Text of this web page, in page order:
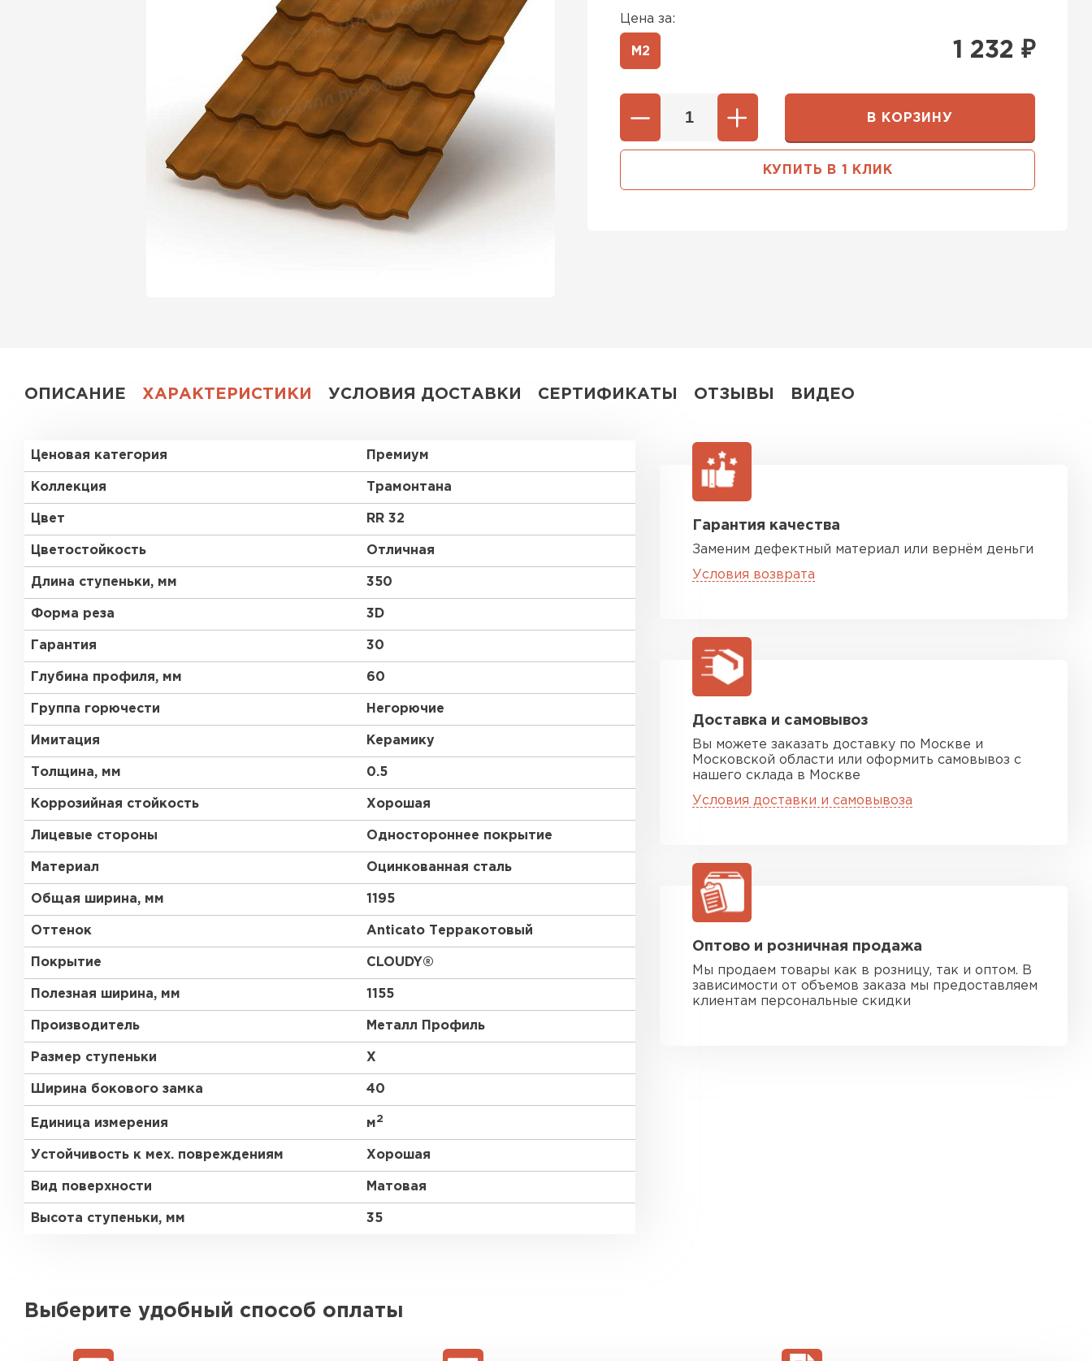
Цена за:
М2 1 232 ₽
В КОРЗИНУ
КУПИТЬ В 1 КЛИК
ОПИСАНИЕ ХАРАКТЕРИСТИКИ УСЛОВИЯ ДОСТАВКИ СЕРТИФИКАТЫ ОТЗЫВЫ ВИДЕО
Ценовая категория Премиум
Коллекция Трамонтана
Цвет RR 32
Цветостойкость Отличная
Длина ступеньки, мм 350
Форма реза 3D
Гарантия 30
Глубина профиля, мм 60
Группа горючести Негорючие
Имитация Керамику
Толщина, мм 0.5
Коррозийная стойкость Хорошая
Лицевые стороны Одностороннее покрытие
Материал Оцинкованная сталь
Общая ширина, мм 1195
Оттенок Anticato Терракотовый
Покрытие CLOUDY®
Полезная ширина, мм 1155
Производитель Металл Профиль
Размер ступеньки X
Ширина бокового замка 40
Единица измерения м2
Устойчивость к мех. повреждениям Хорошая
Вид поверхности Матовая
Высота ступеньки, мм 35
Гарантия качества
Заменим дефектный материал или вернём деньги
Условия возврата
Доставка и самовывоз
Вы можете заказать доставку по Москве и
Московской области или оформить самовывоз с
нашего склада в Москве
Условия доставки и самовывоза
Оптово и розничная продажа
Мы продаем товары как в розницу, так и оптом. В
зависимости от объемов заказа мы предоставляем
клиентам персональные скидки
Выберите удобный способ оплаты